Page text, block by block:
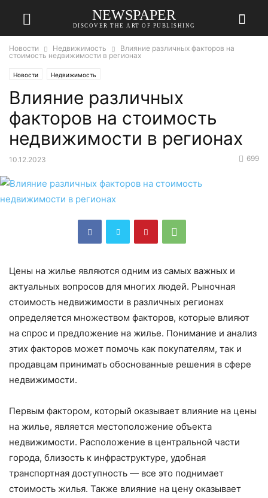
NEWSPAPER
DISCOVER THE ART OF PUBLISHING
Новости Недвижимость
Влияние различных факторов на
стоимость недвижимости в регионах
Новости Недвижимость
Влияние различных
факторов на стоимость
недвижимости в регионах
10.12.2023 699
Цены на жилье являются одним из самых важных и
актуальных вопросов для многих людей. Рыночная
стоимость недвижимости в различных регионах
определяется множеством факторов, которые влияют
на спрос и предложение на жилье. Понимание и анализ
этих факторов может помочь как покупателям, так и
продавцам принимать обоснованные решения в сфере
недвижимости.
Первым фактором, который оказывает влияние на цены
на жилье, является местоположение объекта
недвижимости. Расположение в центральной части
города, близость к инфраструктуре, удобная
транспортная доступность — все это поднимает
стоимость жилья. Также влияние на цену оказывает